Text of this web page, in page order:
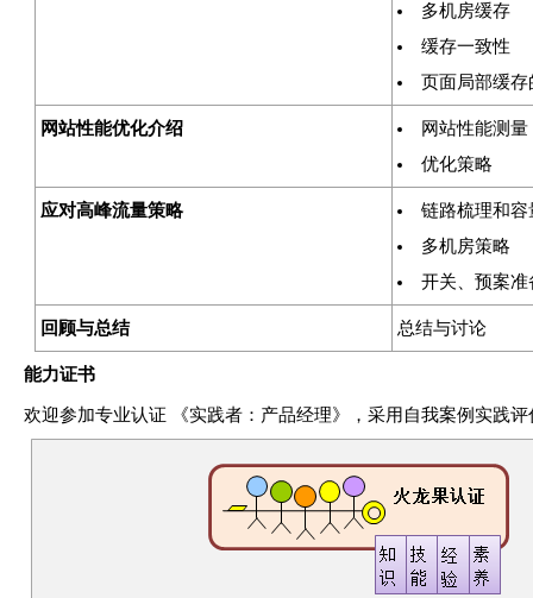
多机房缓存
缓存一致性
页面局部缓存
网站性能优化介绍
网站性能测量
优化策略
应对高峰流量策略
链路梳理和容
多机房策略
开关、预案准
回顾与总结 总结与讨论
能力证书
欢迎参加专业认证 《实践者：产品经理》，采用自我案例实践